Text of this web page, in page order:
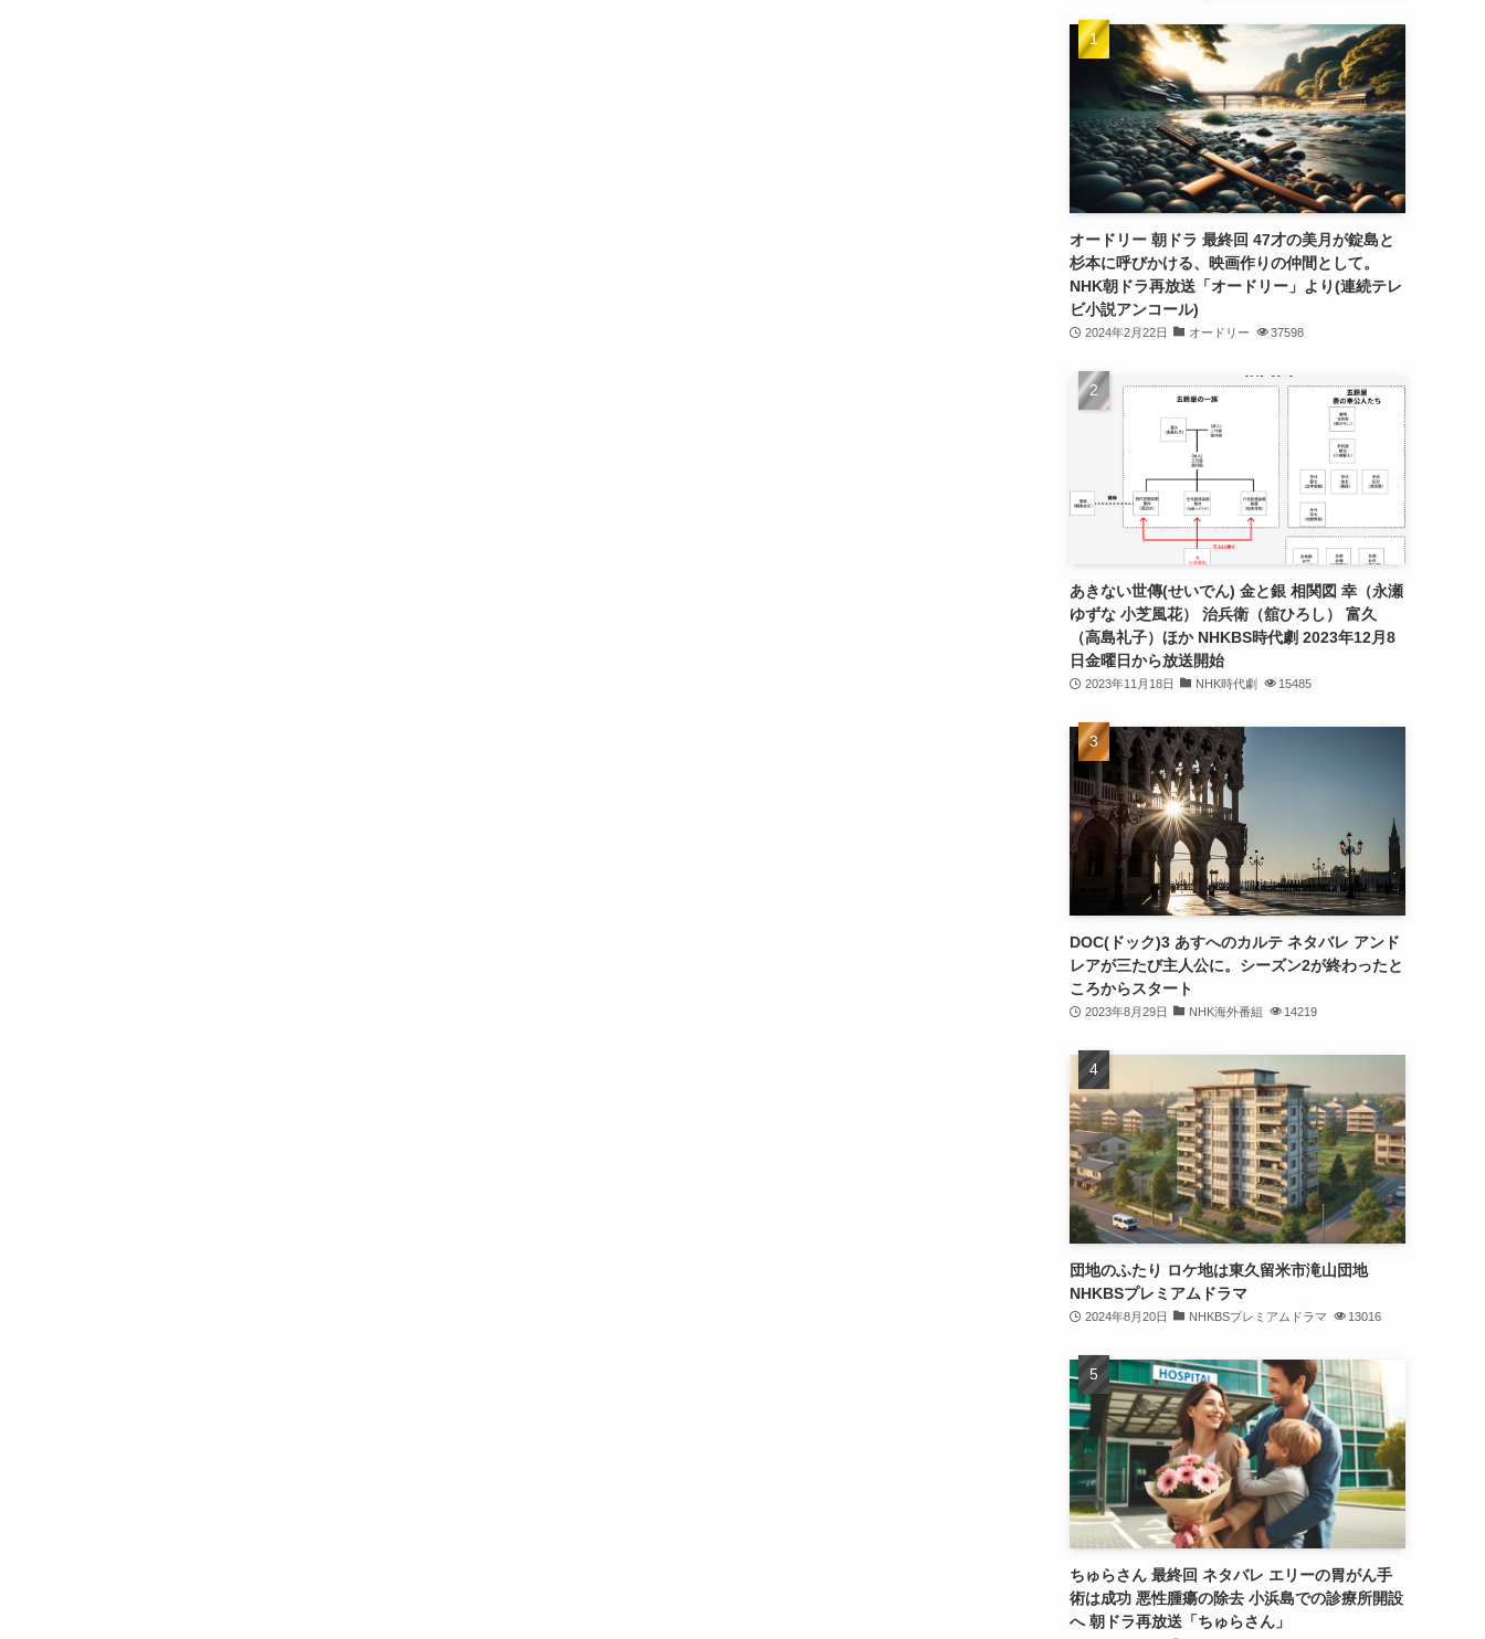
オードリー 朝ドラ 最終回 47才の美月が錠島と
杉本に呼びかける、映画作りの仲間として。
NHK朝ドラ再放送「オードリー」より(連続テレ
ビ小説アンコール)
2024年2月22日 オードリー 37598
あきない世傳(せいでん) 金と銀 相関図 幸（永瀬
ゆずな 小芝風花） 治兵衛（舘ひろし） 富久
（高島礼子）ほか NHKBS時代劇 2023年12月8
日金曜日から放送開始
2023年11月18日 NHK時代劇 15485
DOC(ドック)3 あすへのカルテ ネタバレ アンド
レアが三たび主人公に。シーズン2が終わったと
ころからスタート
2023年8月29日 NHK海外番組 14219
団地のふたり ロケ地は東久留米市滝山団地
NHKBSプレミアムドラマ
2024年8月20日 NHKBSプレミアムドラマ 13016
ちゅらさん 最終回 ネタバレ エリーの胃がん手
術は成功 悪性腫瘍の除去 小浜島での診療所開設
へ 朝ドラ再放送「ちゅらさん」